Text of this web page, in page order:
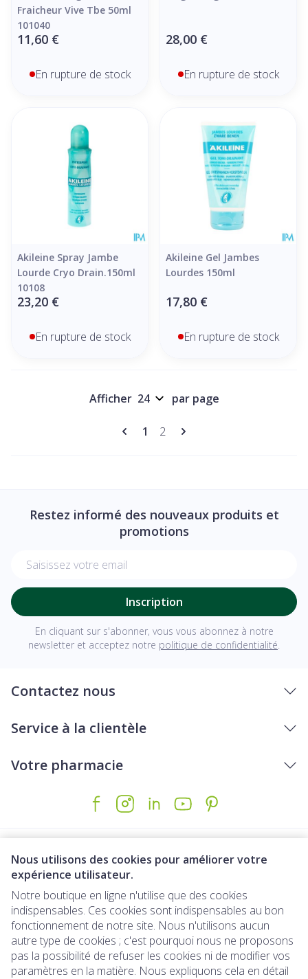
Nous utilisons des cookies pour améliorer votre
expérience utilisateur.
Notre boutique en ligne n'utilise que des cookies
indispensables. Ces cookies sont indispensables au bon
fonctionnement de notre site. Nous n'utilisons aucun
autre type de cookies ; c'est pourquoi nous ne proposons
pas la possibilité de refuser les cookies ni de modifier vos
paramètres en la matière. Nous expliquons cela en détail
Fraicheur Vive Tbe 50ml
101040
11,60 €
En rupture de stock
28,00 €
En rupture de stock
Akileine Spray Jambe
Lourde Cryo Drain.150ml
10108
23,20 €
En rupture de stock
Akileine Gel Jambes
Lourdes 150ml
17,80 €
En rupture de stock
Pages
Vous lisez actuellement la
1 Page
2
Afficher par page
Restez informé des nouveaux produits et
promotions
Inscription
En cliquant sur s'abonner, vous vous abonnez à notre
newsletter et acceptez notre politique de confidentialité.
Contactez nous
Service à la clientèle
Votre pharmacie
Liens légaux